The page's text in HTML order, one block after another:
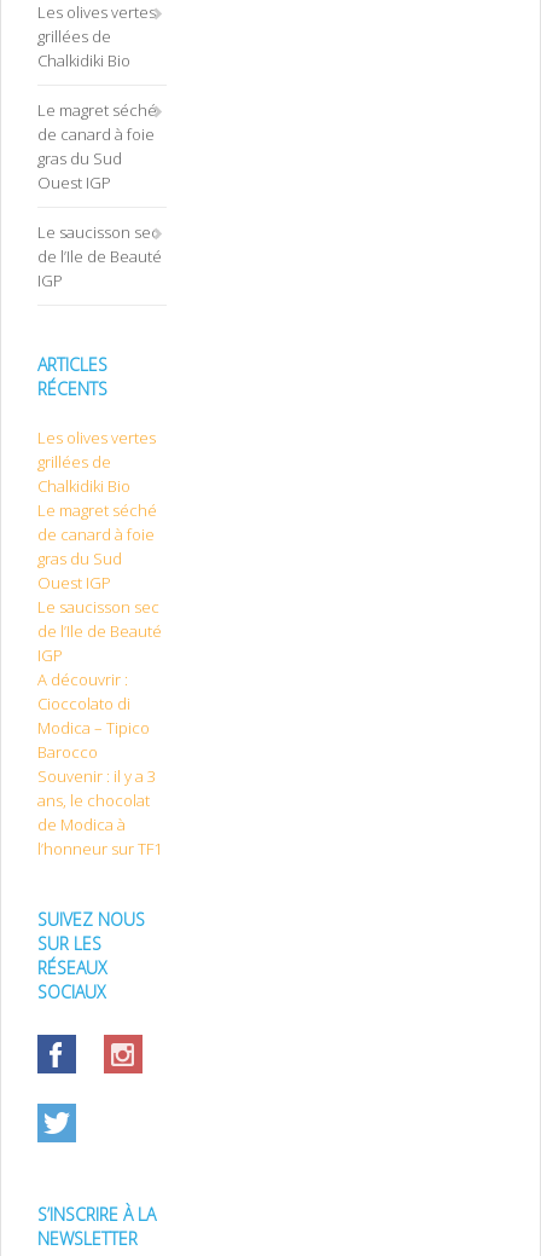
Les olives vertes
grillées de
Chalkidiki Bio
Le magret séché
de canard à foie
gras du Sud
Ouest IGP
Le saucisson sec
de l’Ile de Beauté
IGP
ARTICLES
RÉCENTS
Les olives vertes
grillées de
Chalkidiki Bio
Le magret séché
de canard à foie
gras du Sud
Ouest IGP
Le saucisson sec
de l’Ile de Beauté
IGP
A découvrir :
Cioccolato di
Modica – Tipico
Barocco
Souvenir : il y a 3
ans, le chocolat
de Modica à
l’honneur sur TF1
SUIVEZ NOUS
SUR LES
RÉSEAUX
SOCIAUX
S’INSCRIRE À LA
NEWSLETTER